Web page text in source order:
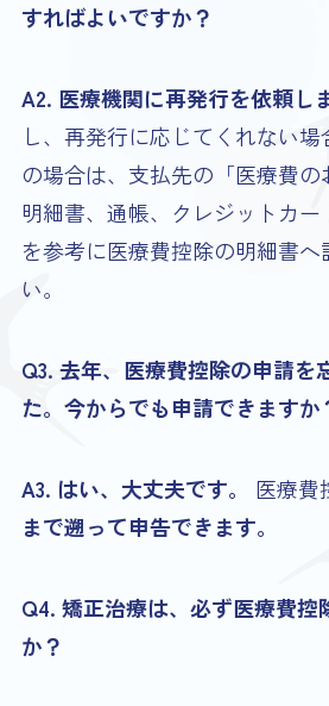
すればよいですか？
A2. 医療機関に再発行を依頼し
し、再発行に応じてくれない
の場合は、支払先の「医療費
明細書、通帳、クレジットカ
を参考に医療費控除の明細書へ
い。
Q3. 去年、医療費控除の申請を
た。今からでも申請できますか
A3. はい、大丈夫です。 医療費
まで遡って申告できます。
Q4. 矯正治療は、必ず医療費控
か？